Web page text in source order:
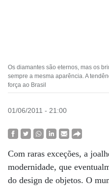
Os diamantes são eternos, mas os
sempre a mesma aparência. A
força ao Brasil
01/06/2011 - 21:00
Com raras exceções, a
modernidade, que
do design de objetos. O